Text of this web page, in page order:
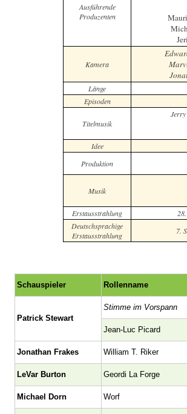
Ausführende
Produzenten
Kamera
Länge
Episoden
Titelmusik
Jerry
Idee
Produktion
Musik
Erstausstrahlung
Deutschsprachige
Erstausstrahlung
7.
Schauspieler Rollenname
Patrick Stewart
Stimme im Vorspann
Jean-Luc Picard
Jonathan Frakes William T. Riker
LeVar Burton Geordi La Forge
Michael Dorn Worf